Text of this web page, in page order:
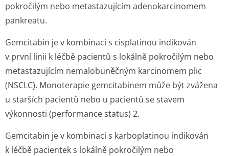
pokročilým nebo metastazujícím adenokarcinomem
pankreatu.
Gemcitabin je v kombinaci s cisplatinou indikován
v první linii k léčbě pacientů s lokálně pokročilým nebo
metastazujícím nemalobuněčným karcinomem plic
(NSCLC). Monoterapie gemcitabinem může být zvážena
u starších pacientů nebo u pacientů se stavem
výkonnosti (performance status) 2.
Gemcitabin je v kombinaci s karboplatinou indikován
k léčbě pacientek s lokálně pokročilým nebo